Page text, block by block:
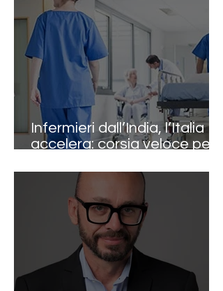
Infermieri dall’India, l’Italia
accelera: corsia veloce per
sanitarie